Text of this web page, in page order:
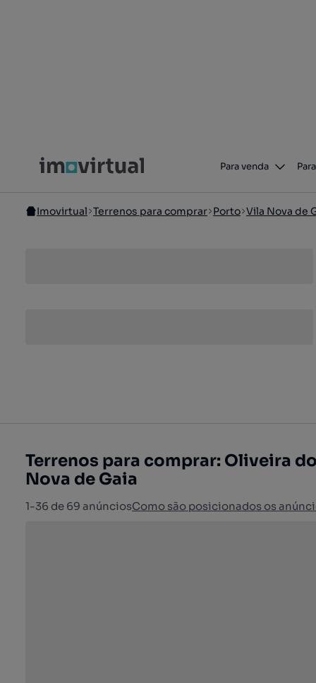
Para venda
Imovirtual Terrenos para comprar Porto Vila Nova de
Terrenos para comprar: Oliveira
Nova de Gaia
1-36 de 69 anúnciosComo são posicionados os